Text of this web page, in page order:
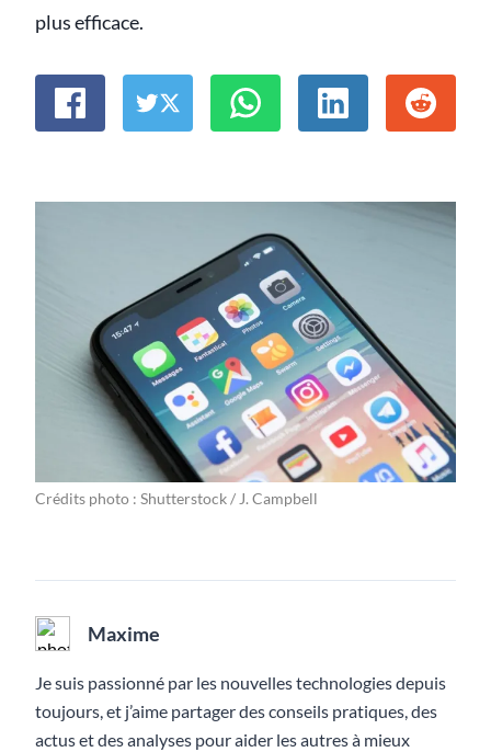
plus efficace.
Crédits photo : Shutterstock / J. Campbell
Maxime
Je suis passionné par les nouvelles technologies depuis
toujours, et j’aime partager des conseils pratiques, des
actus et des analyses pour aider les autres à mieux